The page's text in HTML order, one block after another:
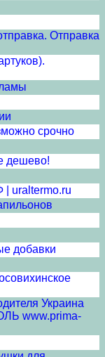
Отправка
срочно
дешево!
| uraltermo.ru
добавки
Украина
www.prima-